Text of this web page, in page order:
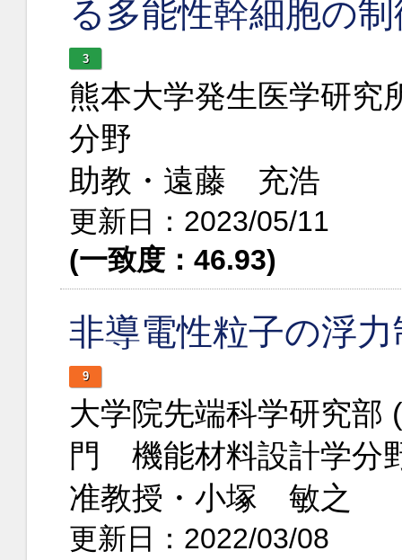
る多能性幹細胞の制
3
熊本大学発生医学研
分野
助教・遠藤 充浩
更新日：2023/05/11
(一致度：46.93)
非導電性粒子の浮力
9
大学院先端科学研究部
門 機能材料設計学分
准教授・小塚 敏之
更新日：2022/03/08